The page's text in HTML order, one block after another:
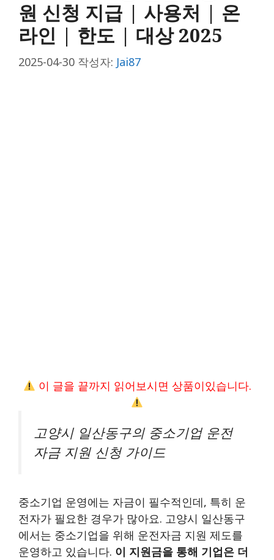
원 신청 지급 | 사용처 | 온
라인 | 한도 | 대상 2025
2025-04-30 작성자: Jai87
이 글을 끝까지 읽어보시면 상품이있습니다.
고양시 일산동구의 중소기업 운전
자금 지원 신청 가이드
중소기업 운영에는 자금이 필수적인데, 특히 운
전자가 필요한 경우가 많아요. 고양시 일산동구
에서는 중소기업을 위해 운전자금 지원 제도를
운영하고 있습니다. 이 지원금을 통해 기업은 더